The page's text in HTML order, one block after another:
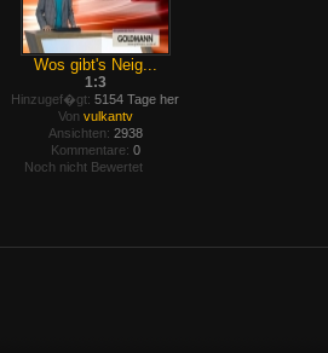
Wos gibt's Neig...
1:3
Hinzugef�gt: 5154 Tage her
Von vulkantv
Ansichten: 2938
Kommentare: 0
Noch nicht Bewertet